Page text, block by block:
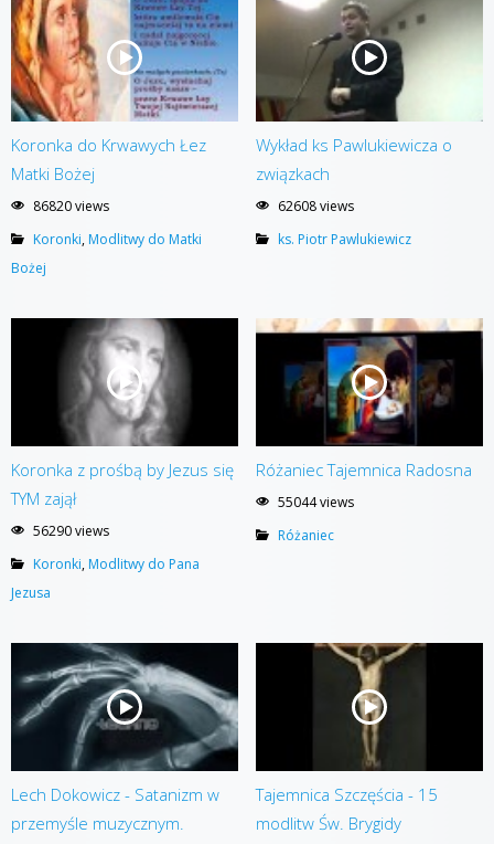
Koronka do Krwawych Łez
Matki Bożej
86820 views
Koronki,Modlitwy do Matki
Bożej
Wykład ks Pawlukiewicza o
związkach
62608 views
ks. Piotr Pawlukiewicz
Koronka z prośbą by Jezus się
TYM zajął
56290 views
Koronki,Modlitwy do Pana
Jezusa
Różaniec Tajemnica Radosna
55044 views
Różaniec
Lech Dokowicz - Satanizm w
przemyśle muzycznym.
Tajemnica Szczęścia - 15
modlitw Św. Brygidy